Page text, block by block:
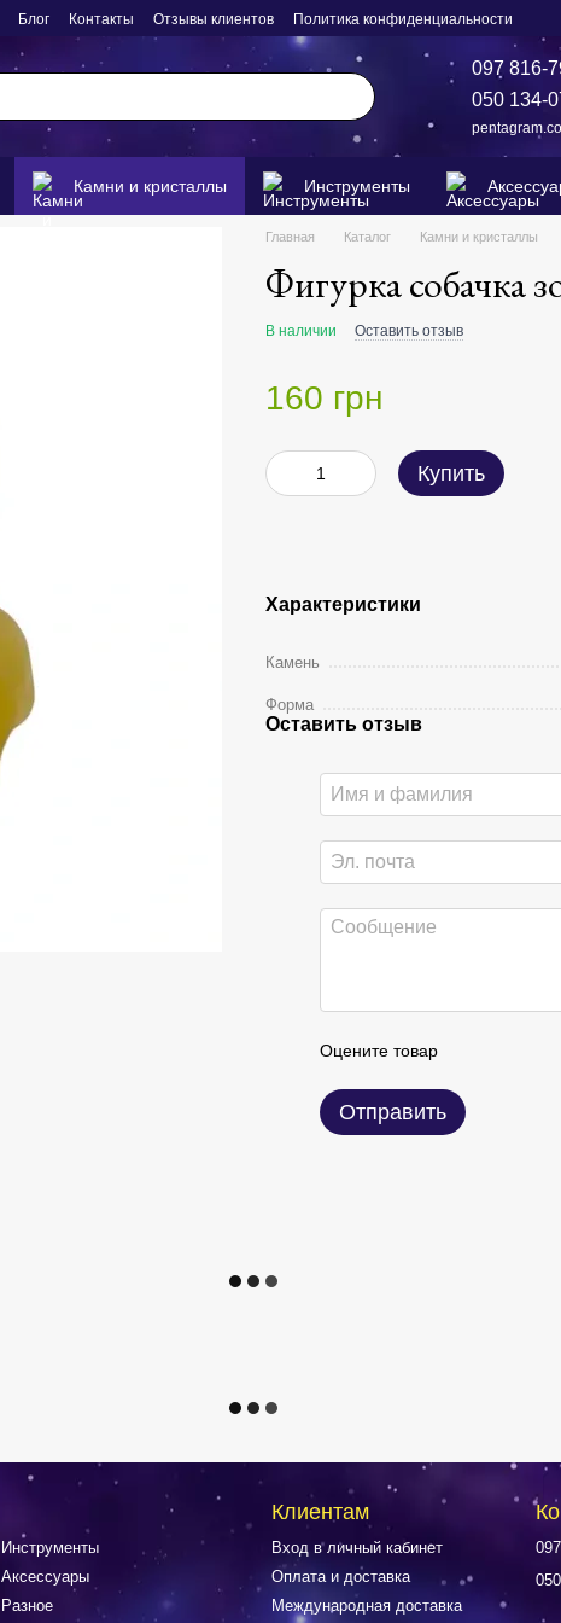
Блог Контакты Отзывы клиентов Политика конфиденциальности
097 816-
050 134-
Камни и кристаллы Инструменты
Главная Каталог Камни и кристаллы
Фигурка собачка
В наличии Оставить отзыв
160 грн
Купить
Характеристики
Камень
Форма
Оставить отзыв
Оцените товар
Отправить
Инструменты
Аксессуары
Разное
Клиентам
Вход в личный кабинет
Оплата и доставка
Международная доставка